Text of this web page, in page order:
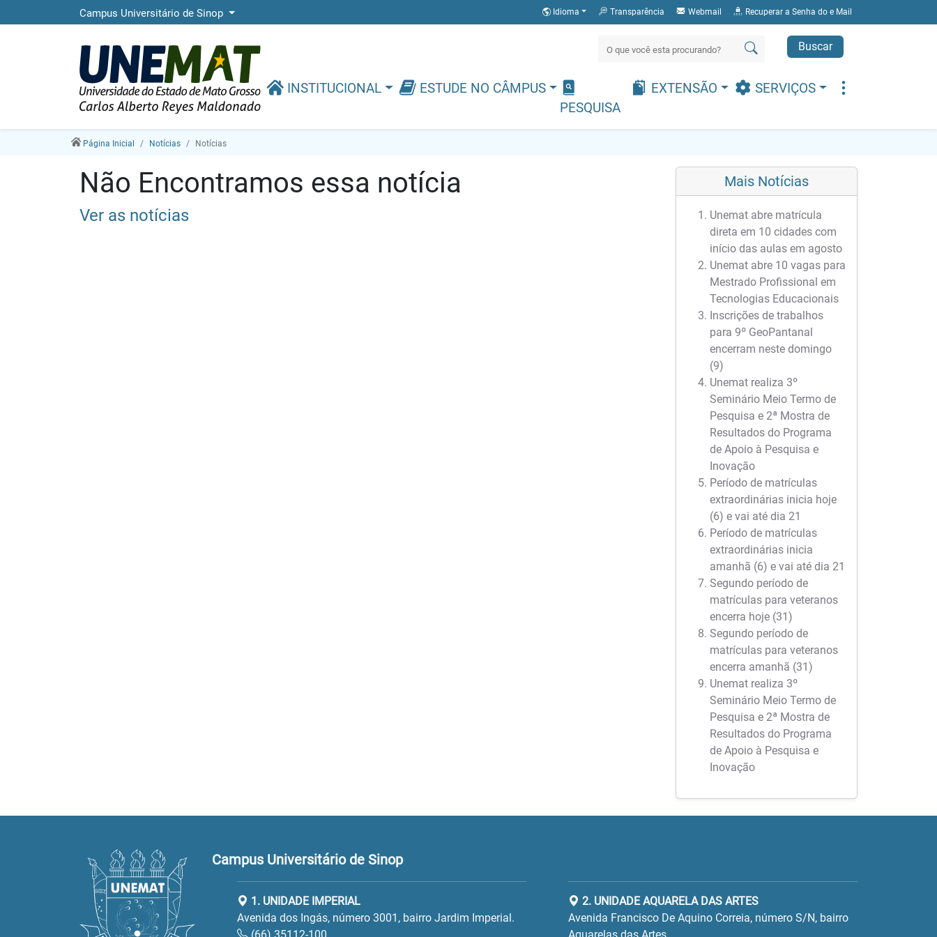
Campus Universitário de Sinop Idioma Transparência Webmail Recuperar a Senha do e Mail
Buscar
INSTITUCIONAL
ESTUDE NO CÂMPUS
PESQUISA
EXTENSÃO SERVIÇOS
Página Inicial Notícias Notícias
Não Encontramos essa notícia
Ver as notícias
Mais Notícias
Unemat abre matrícula
direta em 10 cidades com
início das aulas em agosto
Unemat abre 10 vagas para
Mestrado Profissional em
Tecnologias Educacionais
Inscrições de trabalhos
para 9º GeoPantanal
encerram neste domingo
(9)
Unemat realiza 3º
Seminário Meio Termo de
Pesquisa e 2ª Mostra de
Resultados do Programa
de Apoio à Pesquisa e
Inovação
Período de matrículas
extraordinárias inicia hoje
(6) e vai até dia 21
Período de matrículas
extraordinárias inicia
amanhã (6) e vai até dia 21
Segundo período de
matrículas para veteranos
encerra hoje (31)
Segundo período de
matrículas para veteranos
encerra amanhã (31)
Unemat realiza 3º
Seminário Meio Termo de
Pesquisa e 2ª Mostra de
Resultados do Programa
de Apoio à Pesquisa e
Inovação
Campus Universitário de Sinop
1. UNIDADE IMPERIAL
Avenida dos Ingás, número 3001, bairro Jardim Imperial.
2. UNIDADE AQUARELA DAS ARTES
Avenida Francisco De Aquino Correia, número S/N, bairro